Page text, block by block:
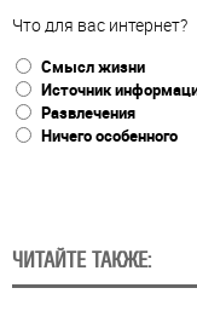
Что для вас интернет?
Смысл жизни
Источник
Развлечения
Ничего особенного
ЧИТАЙТЕ ТАКЖЕ: